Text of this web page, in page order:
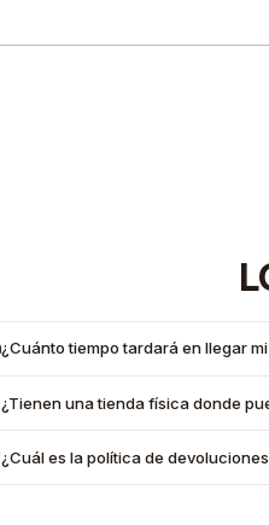
¿Cuánto tiempo tardará en llegar
¿Tienen una tienda física donde
¿Cuál es la política de